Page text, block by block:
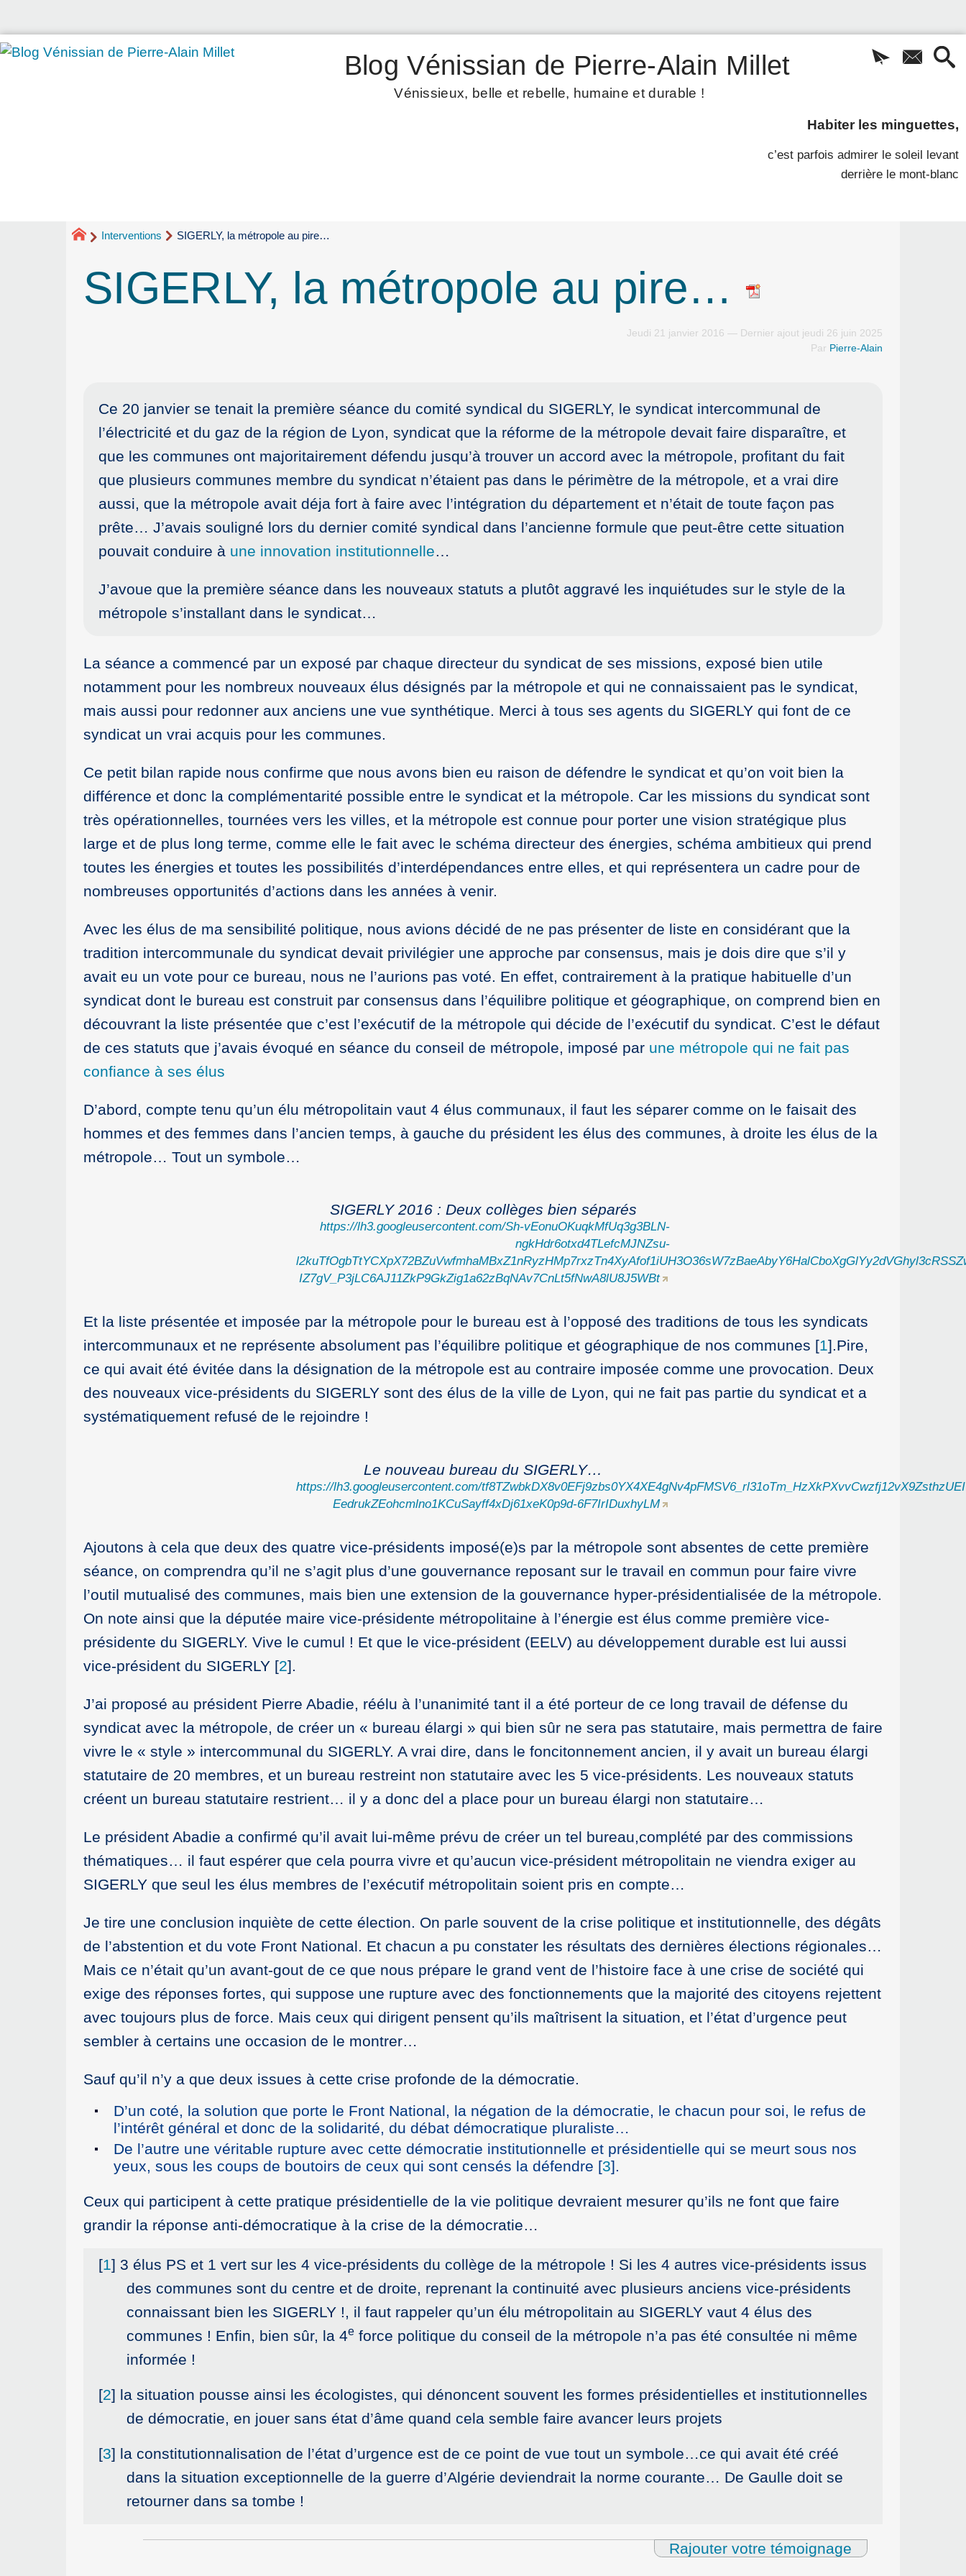
Blog Vénissian de Pierre-Alain Millet
Vénissieux, belle et rebelle, humaine et durable !
Habiter les minguettes,
c’est parfois admirer le soleil levant
derrière le mont-blanc
Interventions SIGERLY, la métropole au pire…
SIGERLY, la métropole au pire…
Jeudi 21 janvier 2016 — Dernier ajout jeudi 26 juin 2025
Par Pierre-Alain
Ce 20 janvier se tenait la première séance du comité syndical du SIGERLY, le syndicat intercommunal de
l’électricité et du gaz de la région de Lyon, syndicat que la réforme de la métropole devait faire disparaître, et
que les communes ont majoritairement défendu jusqu’à trouver un accord avec la métropole, profitant du fait
que plusieurs communes membre du syndicat n’étaient pas dans le périmètre de la métropole, et a vrai dire
aussi, que la métropole avait déja fort à faire avec l’intégration du département et n’était de toute façon pas
prête… J’avais souligné lors du dernier comité syndical dans l’ancienne formule que peut-être cette situation
pouvait conduire à une innovation institutionnelle…
J’avoue que la première séance dans les nouveaux statuts a plutôt aggravé les inquiétudes sur le style de la
métropole s’installant dans le syndicat…
La séance a commencé par un exposé par chaque directeur du syndicat de ses missions, exposé bien utile
notamment pour les nombreux nouveaux élus désignés par la métropole et qui ne connaissaient pas le syndicat,
mais aussi pour redonner aux anciens une vue synthétique. Merci à tous ses agents du SIGERLY qui font de ce
syndicat un vrai acquis pour les communes.
Ce petit bilan rapide nous confirme que nous avons bien eu raison de défendre le syndicat et qu’on voit bien la
différence et donc la complémentarité possible entre le syndicat et la métropole. Car les missions du syndicat sont
très opérationnelles, tournées vers les villes, et la métropole est connue pour porter une vision stratégique plus
large et de plus long terme, comme elle le fait avec le schéma directeur des énergies, schéma ambitieux qui prend
toutes les énergies et toutes les possibilités d’interdépendances entre elles, et qui représentera un cadre pour de
nombreuses opportunités d’actions dans les années à venir.
Avec les élus de ma sensibilité politique, nous avions décidé de ne pas présenter de liste en considérant que la
tradition intercommunale du syndicat devait privilégier une approche par consensus, mais je dois dire que s’il y
avait eu un vote pour ce bureau, nous ne l’aurions pas voté. En effet, contrairement à la pratique habituelle d’un
syndicat dont le bureau est construit par consensus dans l’équilibre politique et géographique, on comprend bien en
découvrant la liste présentée que c’est l’exécutif de la métropole qui décide de l’exécutif du syndicat. C’est le défaut
de ces statuts que j’avais évoqué en séance du conseil de métropole, imposé par une métropole qui ne fait pas
confiance à ses élus
D’abord, compte tenu qu’un élu métropolitain vaut 4 élus communaux, il faut les séparer comme on le faisait des
hommes et des femmes dans l’ancien temps, à gauche du président les élus des communes, à droite les élus de la
métropole… Tout un symbole…
SIGERLY 2016 : Deux collèges bien séparés
https://lh3.googleusercontent.com/Sh-vEonuOKuqkMfUq3g3BLN-
ngkHdr6otxd4TLefcMJNZsu-
IZ7gV_P3jLC6AJ11ZkP9GkZig1a62zBqNAv7CnLt5fNwA8lU8J5WBt
Et la liste présentée et imposée par la métropole pour le bureau est à l’opposé des traditions de tous les syndicats
intercommunaux et ne représente absolument pas l’équilibre politique et géographique de nos communes [1].Pire,
ce qui avait été évitée dans la désignation de la métropole est au contraire imposée comme une provocation. Deux
des nouveaux vice-présidents du SIGERLY sont des élus de la ville de Lyon, qui ne fait pas partie du syndicat et a
systématiquement refusé de le rejoindre !
Le nouveau bureau du SIGERLY…
https://lh3.googleusercontent.com/
EedrukZEohcmlno1KCuSayff4xDj61xeK0p9d-6F7IrIDuxhyLM
Ajoutons à cela que deux des quatre vice-présidents imposé(e)s par la métropole sont absentes de cette première
séance, on comprendra qu’il ne s’agit plus d’une gouvernance reposant sur le travail en commun pour faire vivre
l’outil mutualisé des communes, mais bien une extension de la gouvernance hyper-présidentialisée de la métropole.
On note ainsi que la députée maire vice-présidente métropolitaine à l’énergie est élus comme première vice-
présidente du SIGERLY. Vive le cumul ! Et que le vice-président (EELV) au développement durable est lui aussi
vice-président du SIGERLY [2].
J’ai proposé au président Pierre Abadie, réélu à l’unanimité tant il a été porteur de ce long travail de défense du
syndicat avec la métropole, de créer un « bureau élargi » qui bien sûr ne sera pas statutaire, mais permettra de faire
vivre le « style » intercommunal du SIGERLY. A vrai dire, dans le foncitonnement ancien, il y avait un bureau élargi
statutaire de 20 membres, et un bureau restreint non statutaire avec les 5 vice-présidents. Les nouveaux statuts
créent un bureau statutaire restrient… il y a donc del a place pour un bureau élargi non statutaire…
Le président Abadie a confirmé qu’il avait lui-même prévu de créer un tel bureau,complété par des commissions
thématiques… il faut espérer que cela pourra vivre et qu’aucun vice-président métropolitain ne viendra exiger au
SIGERLY que seul les élus membres de l’exécutif métropolitain soient pris en compte…
Je tire une conclusion inquiète de cette élection. On parle souvent de la crise politique et institutionnelle, des dégâts
de l’abstention et du vote Front National. Et chacun a pu constater les résultats des dernières élections régionales…
Mais ce n’était qu’un avant-gout de ce que nous prépare le grand vent de l’histoire face à une crise de société qui
exige des réponses fortes, qui suppose une rupture avec des fonctionnements que la majorité des citoyens rejettent
avec toujours plus de force. Mais ceux qui dirigent pensent qu’ils maîtrisent la situation, et l’état d’urgence peut
sembler à certains une occasion de le montrer…
Sauf qu’il n’y a que deux issues à cette crise profonde de la démocratie.
D’un coté, la solution que porte le Front National, la négation de la démocratie, le chacun pour soi, le refus de
l’intérêt général et donc de la solidarité, du débat démocratique pluraliste…
De l’autre une véritable rupture avec cette démocratie institutionnelle et présidentielle qui se meurt sous nos
yeux, sous les coups de boutoirs de ceux qui sont censés la défendre [3].
Ceux qui participent à cette pratique présidentielle de la vie politique devraient mesurer qu’ils ne font que faire
grandir la réponse anti-démocratique à la crise de la démocratie…
[1] 3 élus PS et 1 vert sur les 4 vice-présidents du collège de la métropole ! Si les 4 autres vice-présidents issus
des communes sont du centre et de droite, reprenant la continuité avec plusieurs anciens vice-présidents
connaissant bien les SIGERLY !, il faut rappeler qu’un élu métropolitain au SIGERLY vaut 4 élus des
communes ! Enfin, bien sûr, la 4e force politique du conseil de la métropole n’a pas été consultée ni même
informée !
[2] la situation pousse ainsi les écologistes, qui dénoncent souvent les formes présidentielles et institutionnelles
de démocratie, en jouer sans état d’âme quand cela semble faire avancer leurs projets
[3] la constitutionnalisation de l’état d’urgence est de ce point de vue tout un symbole…ce qui avait été créé
dans la situation exceptionnelle de la guerre d’Algérie deviendrait la norme courante… De Gaulle doit se
retourner dans sa tombe !
Rajouter votre témoignage